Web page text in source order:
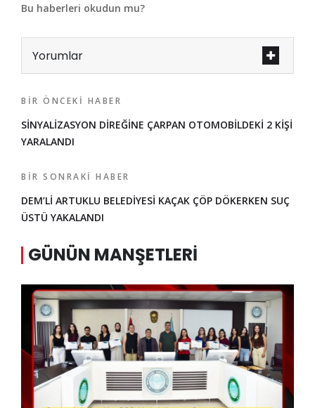
Bu haberleri okudun mu?
Yorumlar
BIR ÖNCEKI HABER
SİNYALİZASYON DİREĞİNE ÇARPAN OTOMOBİLDEKİ 2 KİŞİ
YARALANDI
BIR SONRAKI HABER
DEM’Lİ ARTUKLU BELEDİYESİ KAÇAK ÇÖP DÖKERKEN SUÇ
ÜSTÜ YAKALANDI
GÜNÜN MANŞETLERI